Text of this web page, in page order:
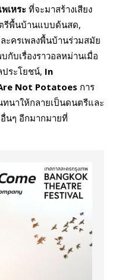
พเหระ ที่จะมาสร้างเสียง
รีพื้นบ้านแบบด้นสด,
ละครเพลงพื้นบ้านร่วมสมัย
กับเรื่องราวอลหม่านเมื่อ
ระโยชน์, In
Not Potatoes การ
นาให้กลายเป็นดนตรีและ
นๆ อีกมากมายที่